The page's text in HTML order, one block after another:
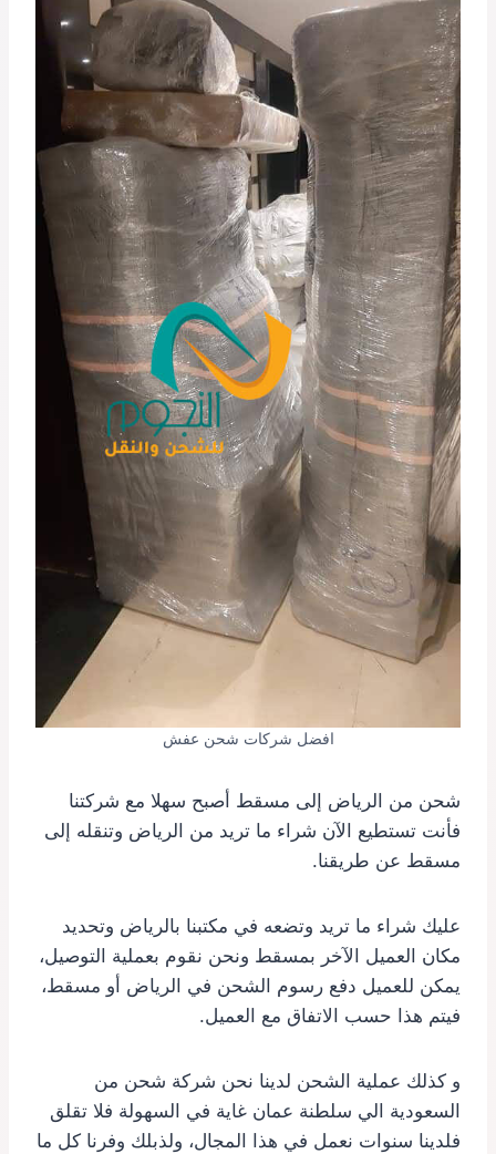
افضل شركات شحن عفش
شحن من الرياض إلى مسقط أصبح سهلا مع شركتنا
فأنت تستطيع الآن شراء ما تريد من الرياض وتنقله إلى
مسقط عن طريقنا.
عليك شراء ما تريد وتضعه في مكتبنا بالرياض وتحديد
مكان العميل الآخر بمسقط ونحن نقوم بعملية التوصيل،
يمكن للعميل دفع رسوم الشحن في الرياض أو مسقط،
فيتم هذا حسب الاتفاق مع العميل.
و كذلك عملية الشحن لدينا نحن شركة شحن من
السعودية الي سلطنة عمان غاية في السهولة فلا تقلق
فلدينا سنوات نعمل في هذا المجال، ولذبلك وفرنا كل ما